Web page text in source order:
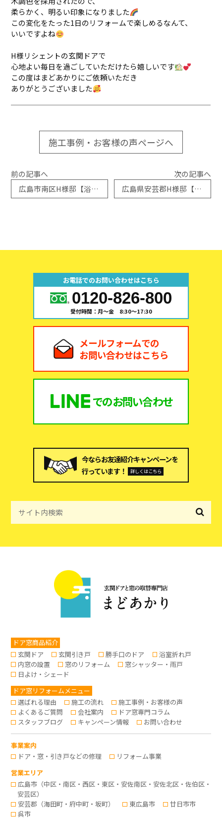
柔らかく、明るい印象になりました
この変化をたった1日のリフォームで楽しめるなんて、
いいですよね
H様リシェントの玄関ドアで
心地よい毎日を過ごしていただけたら嬉しいです
この度はまどあかりにご依頼いただき
ありがとうございました
施工事例・お客様の声ページへ
前の記事へ
広島市南区H様邸【浴室ドア取替工事】施工例
次の記事へ
広島県安芸郡H様邸【勝手口ドア取替工事】施工例
お電話でのお問い合わせはこちら
0120-826-800
受付時間：月～金 8:30～17:30
メールフォームでの
お問い合わせはこちら
でのお問い合わせ
今ならお友達紹介キャンペーンを
行っています！
詳しくはこちら
ドア窓商品紹介
玄関ドア
玄関引き戸 勝手口のドア
浴室折れ戸
内窓の設置
窓のリフォーム
窓シャッター・雨戸
日よけ・シェード
ドア窓リフォームメニュー
選ばれる理由
施工の流れ
施工事例・お客様の声
よくあるご質問
会社案内
ドア窓専門コラム
スタッフブログ
キャンペーン情報 お問い合わせ
事業案内
ドア・窓・引き戸などの修理
リフォーム事業
営業エリア
広島市（中区・南区・西区・東区・安佐南区・安佐北区・佐伯区・
安芸区）
安芸郡（海田町・府中町・坂町）
東広島市
廿日市市
呉市